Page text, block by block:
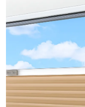
Rolety Thermo
Rolety dachowe
Moskitiery
Próbki Darmowe